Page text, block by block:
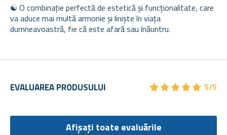
☯️ O combinație perfectă de estetică și funcționalitate, care
va aduce mai multă armonie și liniște în viața
dumneavoastră, fie că este afară sau înăuntru.
EVALUAREA PRODUSULUI ★★★★★
★★★★★ 5/5
Afișați toate evaluările